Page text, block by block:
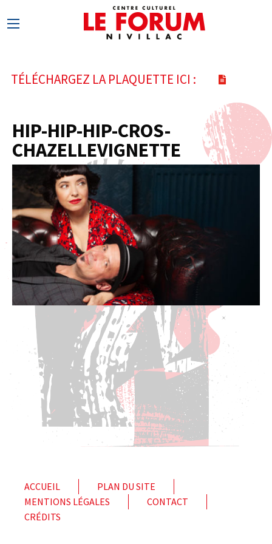
TÉLÉCHARGEZ LA PLAQUETTE ICI :
HIP-HIP-HIP-CROS-
CHAZELLEVIGNETTE
ACCUEIL
PLAN DU SITE
MENTIONS LÉGALES
CONTACT
CRÉDITS